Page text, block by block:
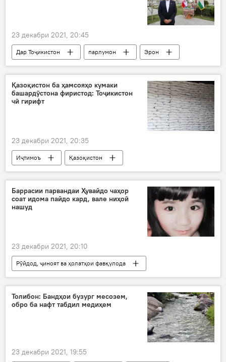
23 декабри 2021, 20:45
Дар Тоҷикистон парлумон
Эрон
ҳамкорӣ
равобит
Қазоқистон ба ҳамсояҳо кумаки
башардӯстона фиристод: Тоҷикистон
чӣ гирифт
23 декабри 2021, 20:35
Иҷтимоъ
Қазоқистон
кӯмаки башардӯстона
кӯмак
Баррасии парвандаи Ҳувайдо чаҳор
соат идома пайдо кард, вале ниҳоӣ
нашуд
23 декабри 2021, 20:10
Рӯйдод, ҷиноят ва ҳолатҳои фавқулода
қатли кӯдаки тоҷик дар Серпухова
Дар Русия
Толибон: Бандҳои бузург месозем,
обро ба нафт табдил медиҳем
23 декабри 2021, 19:55